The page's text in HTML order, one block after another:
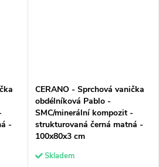
-
CERANO - Sprchová vanička
obdélníková Pablo -
SMC/minerální kompozit -
strukturovaná černá matná -
100x80x3 cm
Skladem